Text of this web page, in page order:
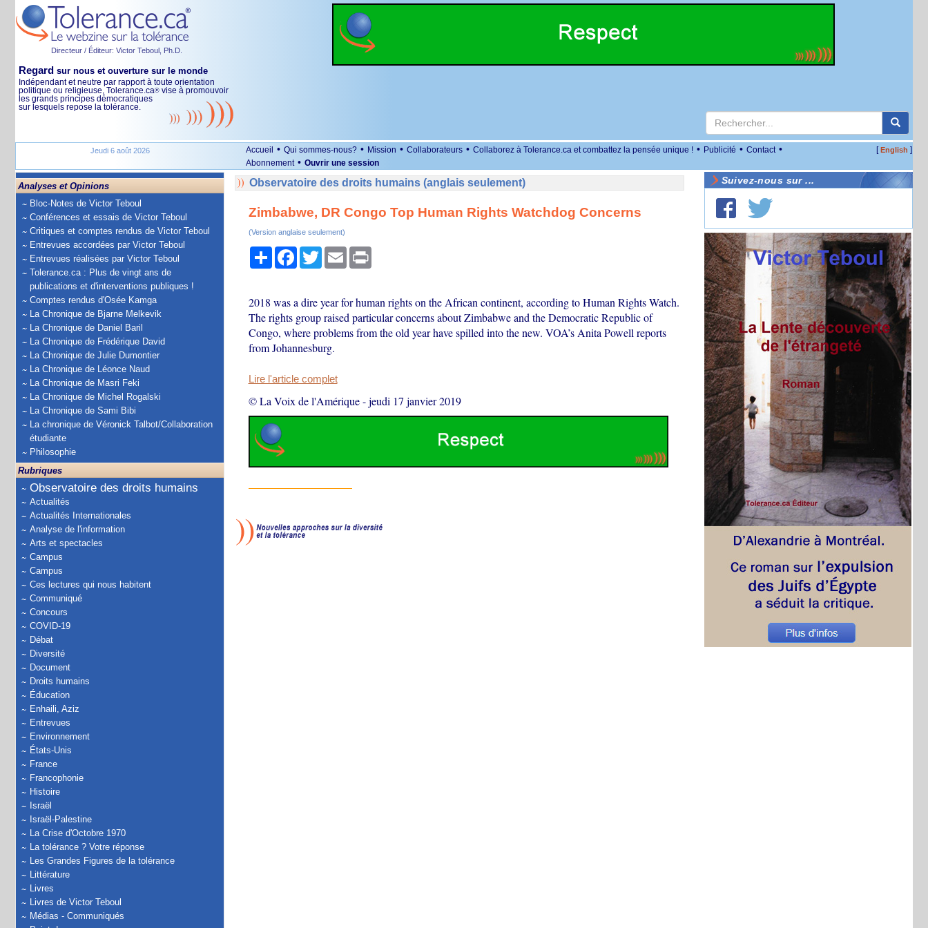
Directeur / Éditeur: Victor Teboul, Ph.D.
Regard sur nous et ouverture sur le monde
Indépendant et neutre par rapport à toute orientation
politique ou religieuse, Tolerance.ca® vise à promouvoir
les grands principes démocratiques
sur lesquels repose la tolérance.
Jeudi 6 août 2026 Accueil • Qui sommes-nous? • Mission • Collaborateurs • Collaborez à Tolerance.ca et combattez la pensée unique ! • Publicité • Contact •
Abonnement • Ouvrir une session
[English ]
Analyses et Opinions
Bloc-Notes de Victor Teboul
Conférences et essais de Victor Teboul
Critiques et comptes rendus de Victor Teboul
Entrevues accordées par Victor Teboul
Entrevues réalisées par Victor Teboul
Tolerance.ca : Plus de vingt ans de
publications et d'interventions publiques !
Comptes rendus d'Osée Kamga
La Chronique de Bjarne Melkevik
La Chronique de Daniel Baril
La Chronique de Frédérique David
La Chronique de Julie Dumontier
La Chronique de Léonce Naud
La Chronique de Masri Feki
La Chronique de Michel Rogalski
La Chronique de Sami Bibi
La chronique de Véronick Talbot/Collaboration
étudiante
Philosophie
Rubriques
Observatoire des droits humains
Actualités
Actualités Internationales
Analyse de l'information
Arts et spectacles
Campus
Campus
Ces lectures qui nous habitent
Communiqué
Concours
COVID-19
Débat
Diversité
Document
Droits humains
Éducation
Enhaili, Aziz
Entrevues
Environnement
États-Unis
France
Francophonie
Histoire
Israël
Israël-Palestine
La Crise d'Octobre 1970
La tolérance ? Votre réponse
Les Grandes Figures de la tolérance
Littérature
Livres
Livres de Victor Teboul
Médias - Communiqués
Observatoire des droits humains (anglais seulement)
Zimbabwe, DR Congo Top Human Rights Watchdog Concerns
(Version anglaise seulement)
PartagerFacebook
TwitterEmail Print
2018 was a dire year for human rights on the African continent, according to Human Rights Watch.
The rights group raised particular concerns about Zimbabwe and the Democratic Republic of
Congo, where problems from the old year have spilled into the new. VOA’s Anita Powell reports
from Johannesburg.
Lire l'article complet
© La Voix de l'Amérique-jeudi 17 janvier 2019
Suivez-nous sur ...